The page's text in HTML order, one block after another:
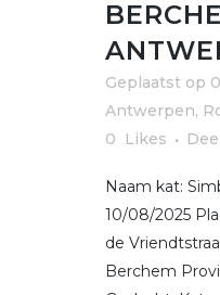
Geplaatst op
Antwerpen,
0
Likes
Naam kat:
10/08/2025
de
Berchem